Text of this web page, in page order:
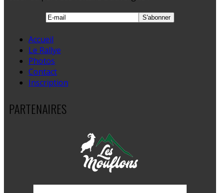
Accueil
Le Rallye
Photos
Contact
Inscription
PARTENAIRES